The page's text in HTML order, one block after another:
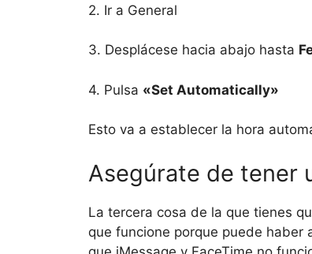
2. Ir a General
3. Desplácese hacia abajo hasta
4. Pulsa «Set Automatically»
Esto va a establecer la hora
Asegúrate de tener
La tercera cosa de la que tienes
que funcione porque puede haber